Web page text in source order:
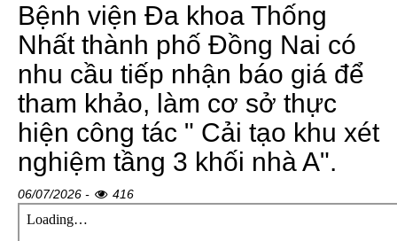
Bệnh viện Đa khoa Thống
Nhất thành phố Đồng Nai có
nhu cầu tiếp nhận báo giá để
tham khảo, làm cơ sở thực
hiện công tác " Cải tạo khu xét
nghiệm tầng 3 khối nhà A".
06/07/2026 - 416